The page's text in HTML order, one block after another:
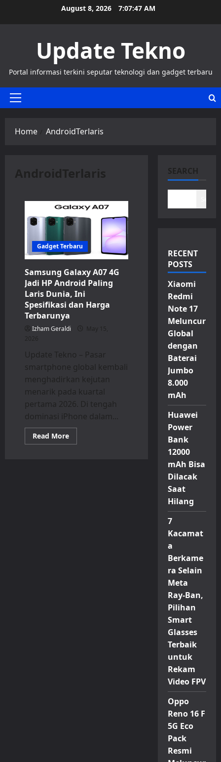
August 8, 2026 7:07:47 AM
Update Tekno
Portal informasi terkini seputar teknologi dan gadget terbaru
Primary
Home AndroidTerlaris
AndroidTerlaris
Gadget Terbaru
Samsung Galaxy A07 4G
Jadi HP Android Paling
Laris Dunia, Ini
Spesifikasi dan Harga
Terbarunya
Izham Geraldi
May 15,
2026
Update Tekno – Pasar
smartphone global kembali
menghadirkan kejutan
menarik pada kuartal
pertama 2026. Di tengah
dominasi iPhone dalam...
Read MoreRead
more
SEARCH
RECENT
POSTS
Xiaomi
Redmi
Note 17
Meluncur
Global
dengan
Baterai
Jumbo
8.000
mAh
Huawei
Power
Bank
12000
mAh Bisa
Dilacak
Saat
Hilang
7
Kacamat
a
Berkame
ra Selain
Meta
Ray-Ban,
Pilihan
Smart
Glasses
Terbaik
untuk
Rekam
Video FPV
Oppo
Reno 16 F
5G Eco
Pack
Resmi